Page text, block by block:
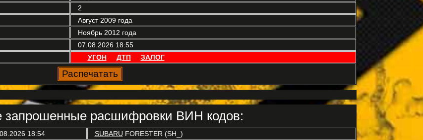
2
Август 2009 года
Ноябрь 2012 года
07.08.2026 18:55
УГОН ДТП ЗАЛОГ
запрошенные расшифровки ВИН кодов:
18:54 SUBARU FORESTER (SH_)